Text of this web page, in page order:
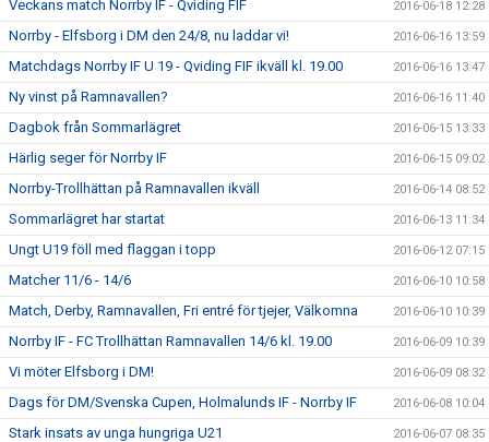
Veckans match Norrby IF - Qviding FIF 2016-06-18 12:28
Norrby - Elfsborg i DM den 24/8, nu laddar vi! 2016-06-16 13:59
Matchdags Norrby IF U 19 - Qviding FIF ikväll kl. 19.00 2016-06-16 13:47
Ny vinst på Ramnavallen? 2016-06-16 11:40
Dagbok från Sommarlägret 2016-06-15 13:33
Härlig seger för Norrby IF 2016-06-15 09:02
Norrby-Trollhättan på Ramnavallen ikväll 2016-06-14 08:52
Sommarlägret har startat 2016-06-13 11:34
Ungt U19 föll med flaggan i topp 2016-06-12 07:15
Matcher 11/6 - 14/6 2016-06-10 10:58
Match, Derby, Ramnavallen, Fri entré för tjejer, Välkomna 2016-06-10 10:39
Norrby IF - FC Trollhättan Ramnavallen 14/6 kl. 19.00 2016-06-09 10:39
Vi möter Elfsborg i DM! 2016-06-09 08:32
Dags för DM/Svenska Cupen, Holmalunds IF - Norrby IF 2016-06-08 10:04
Stark insats av unga hungriga U21 2016-06-07 08:35